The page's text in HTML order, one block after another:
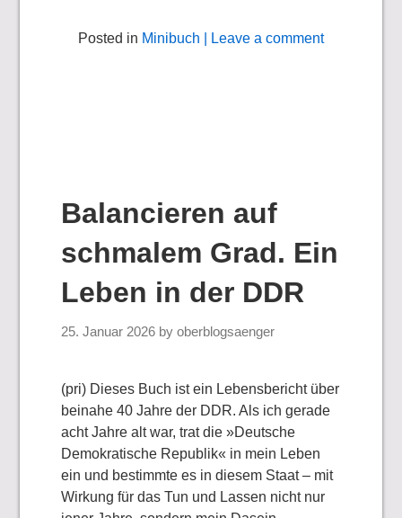
Posted in Minibuch | Leave a comment
Balancieren auf
schmalem Grad. Ein
Leben in der DDR
25. Januar 2026 byoberblogsaenger
(pri) Dieses Buch ist ein Lebensbericht über
beinahe 40 Jahre der DDR. Als ich gerade
acht Jahre alt war, trat die »Deutsche
Demokratische Republik« in mein Leben
ein und bestimmte es in diesem Staat – mit
Wirkung für das Tun und Lassen nicht nur